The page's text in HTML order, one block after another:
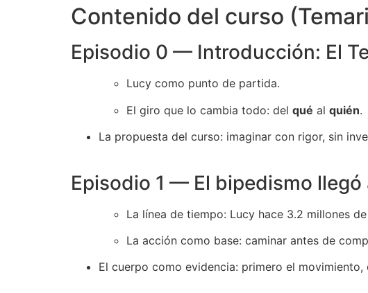
Contenido del curso
Episodio 0 — Introducción: El
Lucy como punto de partida.
El giro que lo cambia todo: del qué al quién.
La propuesta del curso: imaginar con rigor, sin
Episodio 1 — El bipedismo
La línea de tiempo: Lucy hace 3.2 millones
La acción como base: caminar antes de
El cuerpo como evidencia: primero el movimiento,